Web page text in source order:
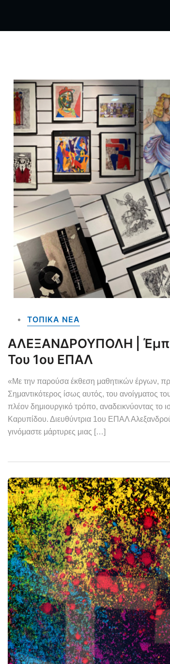
ΤΟΠΙΚΑ NEA
ΑΛΕΞΑΝΔΡΟΥΠΟΛΗ |
Του 1ου ΕΠΑΛ
«Με την παρούσα έκθεση μαθητικών έργων,
Σημαντικότερος ίσως αυτός, του ανοίγματος
πλέον δημιουργικό τρόπο, αναδεικνύοντας το
Καρυπίδου. Διευθύντρια 1ου ΕΠΑΛ
γινόμαστε μάρτυρες μιας […]